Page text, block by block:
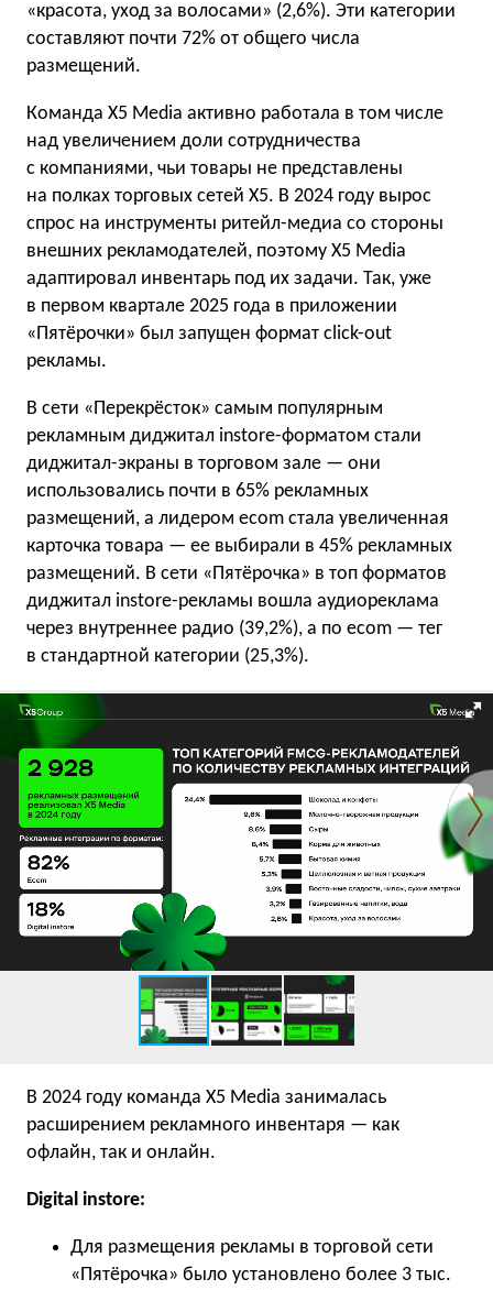
«красота, уход за волосами» (2,6%). Эти категории
составляют почти 72% от общего числа
размещений.
Команда Х5 Media активно работала в том числе
над увеличением доли сотрудничества
с компаниями, чьи товары не представлены
на полках торговых сетей Х5. В 2024 году вырос
спрос на инструменты ритейл-медиа со стороны
внешних рекламодателей, поэтому Х5 Media
адаптировал инвентарь под их задачи. Так, уже
в первом квартале 2025 года в приложении
«Пятёрочки» был запущен формат click-out
рекламы.
В сети «Перекрёсток» самым популярным
рекламным диджитал instore-форматом стали
диджитал-экраны в торговом зале — они
использовались почти в 65% рекламных
размещений, а лидером ecom стала увеличенная
карточка товара — ее выбирали в 45% рекламных
размещений. В сети «Пятёрочка» в топ форматов
диджитал instore-рекламы вошла аудиореклама
через внутреннее радио (39,2%), а по ecom — тег
в стандартной категории (25,3%).
В 2024 году команда X5 Media занималась
расширением рекламного инвентаря — как
офлайн, так и онлайн.
Digital instore:
Для размещения рекламы в торговой сети
«Пятёрочка» было установлено более 3 тыс.